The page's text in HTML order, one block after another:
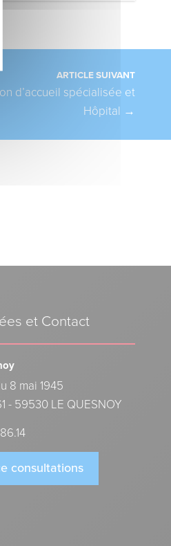
ARTICLE SUIVANT
d’accueil spécialisée et
Hôpital →
et Contact
8 mai 1945
- 59530 LE QUESNOY
consultations